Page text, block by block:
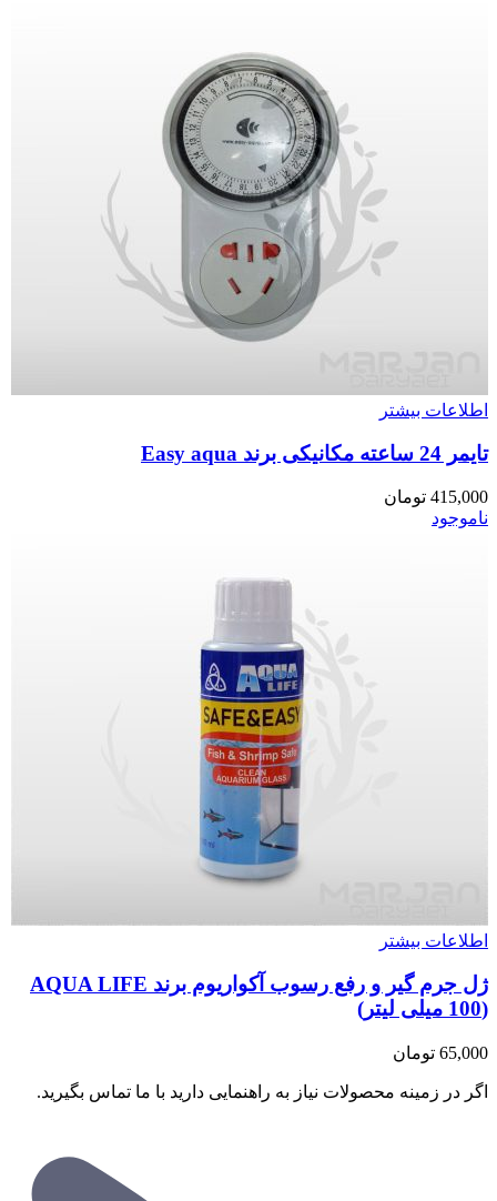
اطلاعات بیشتر
تایمر 24 ساعته مکانیکی برند Easy aqua
415,000 تومان
ناموجود
اطلاعات بیشتر
ژل جرم گیر و رفع رسوب آکواریوم برند AQUA LIFE
(100 میلی لیتر)
65,000 تومان
اگر در زمینه محصولات نیاز به راهنمایی دارید با ما تماس بگیرید.